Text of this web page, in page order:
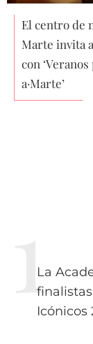
El centro de
Marte invita
con ‘Veranos
a·Marte’
La
Icónicos